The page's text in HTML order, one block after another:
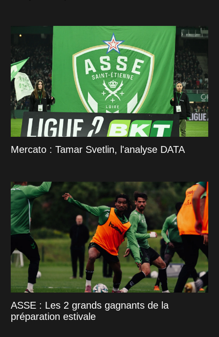
Mercato : Tamar Svetlin, l'analyse DATA
ASSE : Les 2 grands gagnants de la
préparation estivale